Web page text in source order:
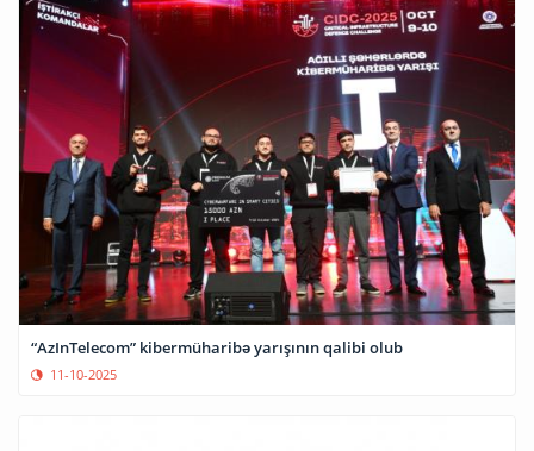
“AzInTelecom” kibermüharibə yarışının qalibi olub
11-10-2025